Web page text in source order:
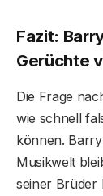
Fazit:
Gerüchte
Die Frage
wie schnell
können.
Musikwelt
seiner Brüder